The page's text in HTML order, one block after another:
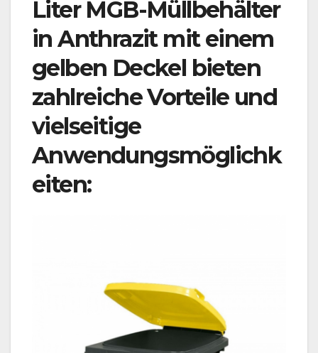
Liter MGB-Müllbehälter
in Anthrazit mit einem
gelben Deckel bieten
zahlreiche Vorteile und
vielseitige
Anwendungsmöglichk
eiten: